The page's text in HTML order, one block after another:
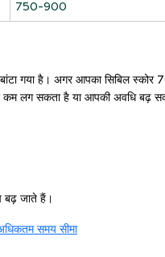
750-900
बांटा गया है। अगर आपका सिबिल
कम लग सकता है या आपकी अवधि बढ़
बढ़ जाते हैं।
समय सीमा